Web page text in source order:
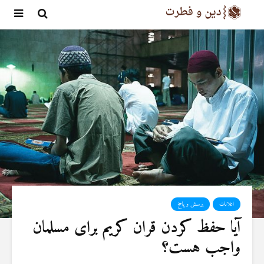
اعلانات پرسش و پاسخ
آیا حفظ کردن قران کریم برای مسلمان
واجب هست؟